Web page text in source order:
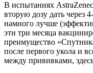
В испытаниях
вторую дозу дать через
намного лучше
эти три месяца
преимущество
после первого укола и
между прививками,